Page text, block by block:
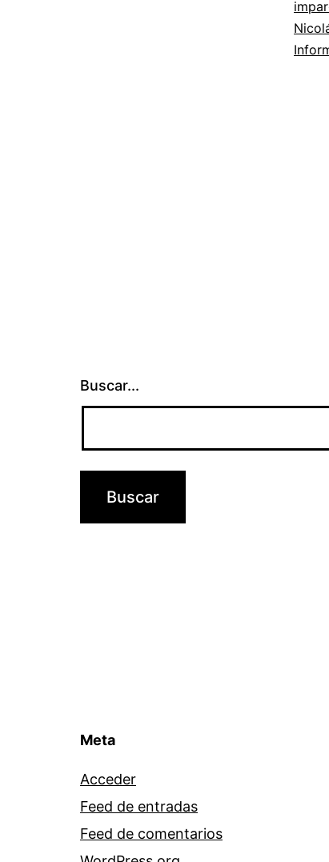
Buscar...
Meta
Acceder
Feed de entradas
Feed de comentarios